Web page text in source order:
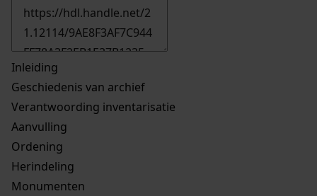
Inleiding
Geschiedenis van archief
Verantwoording inventarisatie
Aanvulling
Ordening
Herindeling
Monumenten